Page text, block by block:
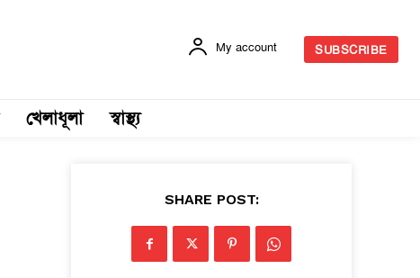
My account SUBSCRIBE
খেলাধূলা স্বাস্থ্য
SHARE POST: